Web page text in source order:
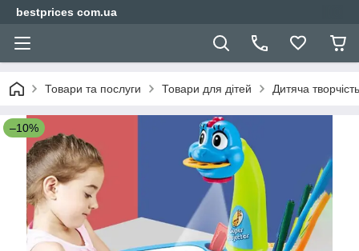
bestprices com.ua
Товари та послуги Товари для дітей Дитяча творчість
–10%